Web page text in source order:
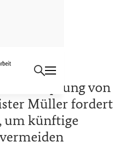
Ursprung von
Müller fordert
um künftige